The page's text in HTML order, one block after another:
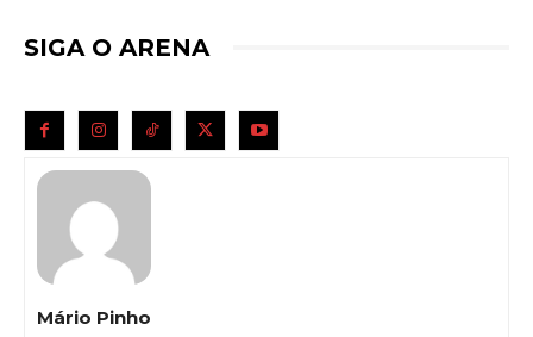
SIGA O ARENA
Mário Pinho